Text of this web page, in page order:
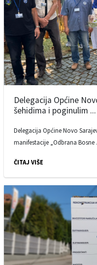
Delegacija Općine
šehidima i poginulim ...
Delegacija Općine Novo
manifestacije „Odbrana Bosne
ČITAJ VIŠE